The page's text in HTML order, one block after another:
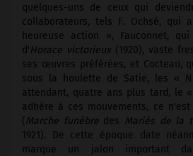
quelques-uns de ceux qui
collaborateurs, tels F. Ochsé,
heureuse action », Fauconnet,
d'Horace victorieux (1920), vaste
ses œuvres préférées, et Cocteau,
sous la houlette de Satie, les «
attendant, quatre ans plus tard, le «
adhère à ces mouvements, ce
(Marche funèbre des Mariés de la
1921). De cette époque date
marque un jalon important